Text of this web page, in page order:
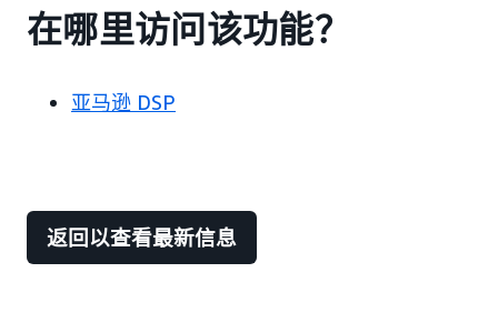
在哪里访问该功能？
亚马逊 DSP
返回以查看最新信息